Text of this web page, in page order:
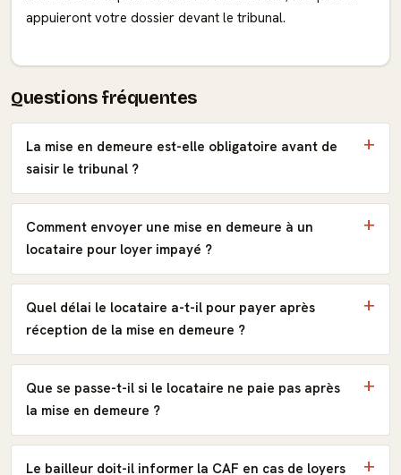
appuieront votre dossier devant le tribunal.
Questions fréquentes
La mise en demeure est-elle obligatoire avant de
saisir le tribunal ?
Comment envoyer une mise en demeure à un
locataire pour loyer impayé ?
Quel délai le locataire a-t-il pour payer après
réception de la mise en demeure ?
Que se passe-t-il si le locataire ne paie pas après
la mise en demeure ?
Le bailleur doit-il informer la CAF en cas de loyers